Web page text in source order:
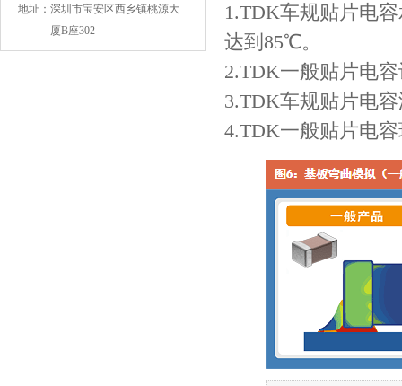
地址： 深圳市宝安区西乡镇桃源大
厦B座302
1.TDK车规贴片电
达到85℃。
2.TDK一般贴片电
3.TDK车规贴片电
4.TDK一般贴片电